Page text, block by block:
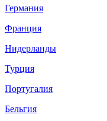
Германия
Франция
Нидерланды
Турция
Португалия
Бельгия